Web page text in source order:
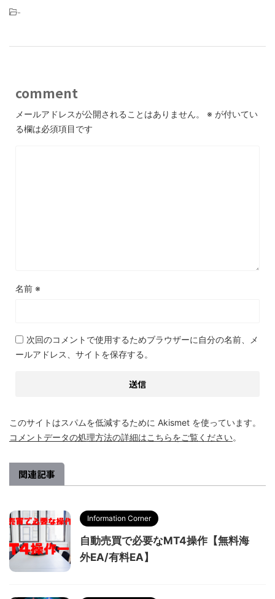
-
comment
メールアドレスが公開されることはありません。 ※ が付いてい
る欄は必須項目です
名前 ※
次回のコメントで使用するためブラウザーに自分の名前、メ
ールアドレス、サイトを保存する。
このサイトはスパムを低減するために Akismet を使っています。
コメントデータの処理方法の詳細はこちらをご覧ください。
関連記事
Information Corner
自動売買で必要なMT4操作【無料海
外EA/有料EA】